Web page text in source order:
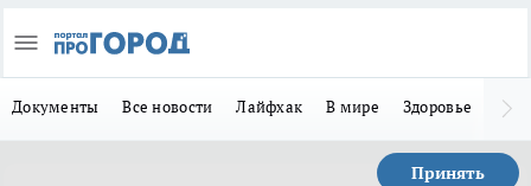
Документы Все новости Лайфхак В мире Здоровье
Принять